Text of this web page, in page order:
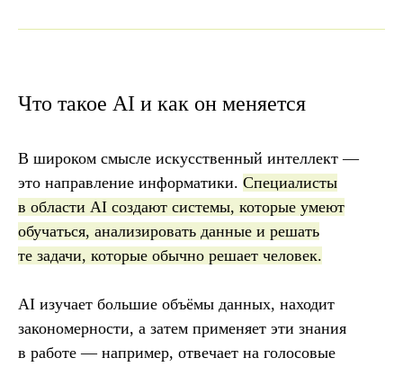
Что такое AI и как он меняется
В широком смысле искусственный интеллект —
это направление информатики. Специалисты
в области AI создают системы, которые умеют
обучаться, анализировать данные и решать
те задачи, которые обычно решает человек.
AI изучает большие объёмы данных, находит
закономерности, а затем применяет эти знания
в работе — например, отвечает на голосовые